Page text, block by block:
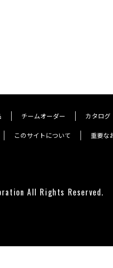
チームオーダー カタログ
このサイトについて 重要な
All Rights Reserved.